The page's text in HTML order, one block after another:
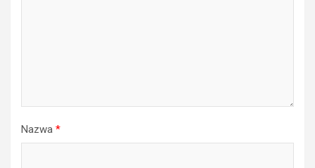
Nazwa *